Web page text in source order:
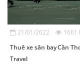
21/01/2022 1661
Thuê xe sân bay Cần
Travel